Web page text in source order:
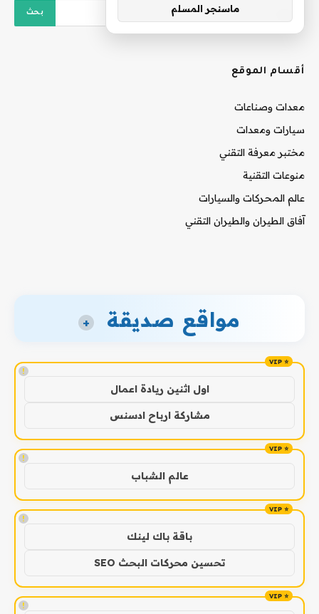
أقسام الموقع
معدات وصناعات
سيارات ومعدات
مختبر معرفة التقني
منوعات التقنية
عالم المحركات والسيارات
آفاق الطيران والطيران التقني
مواقع صديقة +
!
اول اثنين ريادة اعمال
مشاركة ارباح ادسنس
!
عالم الشباب
!
باقة باك لينك
تحسين محركات البحث SEO
!
ماسنجر المسلم